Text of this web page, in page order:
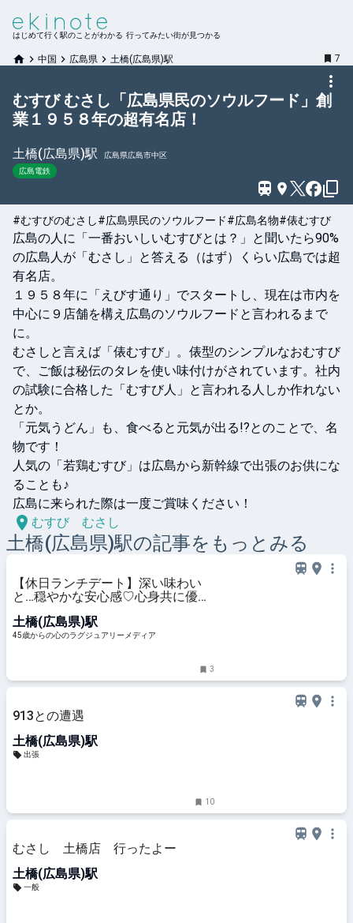
はじめて行く駅のことがわかる 行ってみたい街が見つかる
中国 広島県 土橋(広島県)駅 7
むすび むさし「広島県民のソウルフード」創
業１９５８年の超有名店！
土橋(広島県)駅
広島県広島市中区
広島電鉄
#むすびのむさし#広島県民のソウルフード#広島名物#俵むすび
広島の人に「一番おいしいむすびとは？」と聞いたら90%
の広島人が「むさし」と答える（はず）くらい広島では超
有名店。
１９５８年に「えびす通り」でスタートし、現在は市内を
中心に９店舗を構え広島のソウルフードと言われるまで
に。
むさしと言えば「俵むすび」。俵型のシンプルなおむすび
で、ご飯は秘伝のタレを使い味付けがされています。社内
の試験に合格した「むすび人」と言われる人しか作れない
とか。
「元気うどん」も、食べると元気が出る!?とのことで、名
物です！
人気の「若鶏むすび」は広島から新幹線で出張のお供にな
ることも♪
広島に来られた際は一度ご賞味ください！
むすび むさし
土橋(広島県)駅の記事をもっとみる
【休日ランチデート】深い味わい
と…穏やかな安心感♡心身共に優し
土橋(広島県)駅
45歳からの心のラグジュアリーメディア
3
913との遭遇
土橋(広島県)駅
出張
10
むさし 土橋店 行ったよー
土橋(広島県)駅
一般